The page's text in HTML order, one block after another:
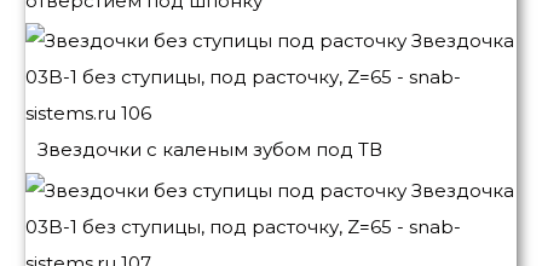
Звездочки с каленым зубом под ТВ